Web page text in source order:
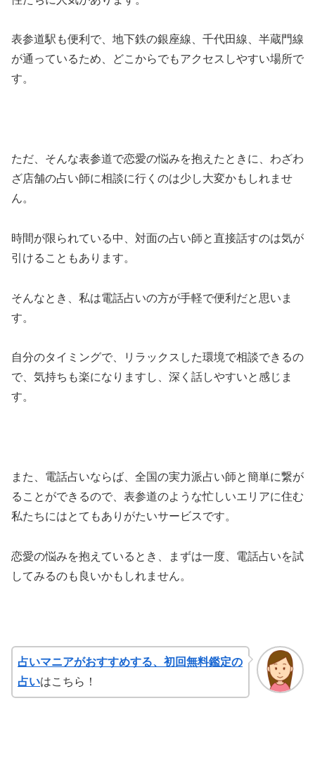
表参道駅も便利で、地下鉄の銀座線、千代田線、半蔵門線
が通っているため、どこからでもアクセスしやすい場所で
す。
ただ、そんな表参道で恋愛の悩みを抱えたときに、わざわ
ざ店舗の占い師に相談に行くのは少し大変かもしれませ
ん。
時間が限られている中、対面の占い師と直接話すのは気が
引けることもあります。
そんなとき、私は電話占いの方が手軽で便利だと思いま
す。
自分のタイミングで、リラックスした環境で相談できるの
で、気持ちも楽になりますし、深く話しやすいと感じま
す。
また、電話占いならば、全国の実力派占い師と簡単に繋が
ることができるので、表参道のような忙しいエリアに住む
私たちにはとてもありがたいサービスです。
恋愛の悩みを抱えているとき、まずは一度、電話占いを試
してみるのも良いかもしれません。
占いマニアがおすすめする、初回無料鑑定の
占いはこちら！